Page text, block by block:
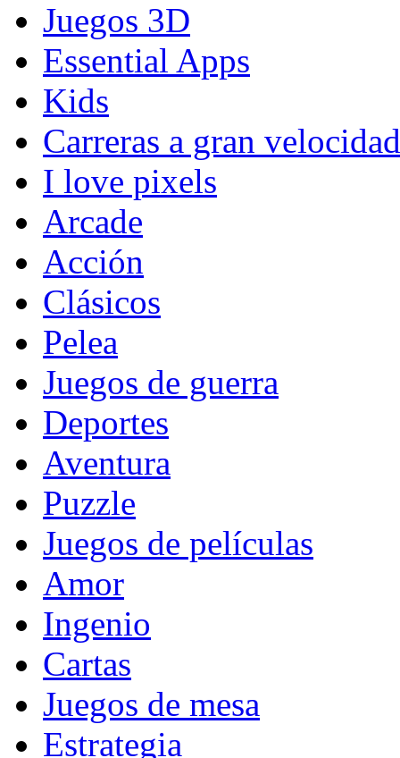
Juegos 3D
Essential Apps
Kids
Carreras a gran velocidad
I love pixels
Arcade
Acción
Clásicos
Pelea
Juegos de guerra
Deportes
Aventura
Puzzle
Juegos de películas
Amor
Ingenio
Cartas
Juegos de mesa
Estrategia